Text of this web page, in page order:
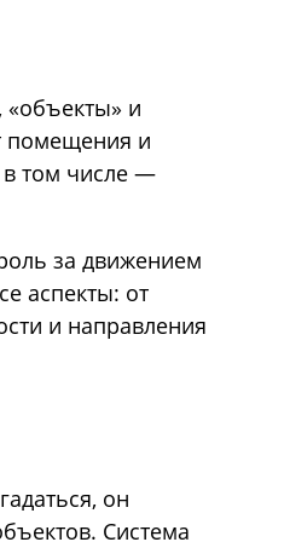
«объекты» и
помещения и
том числе —
за движением
аспекты: от
и направления
он
Система